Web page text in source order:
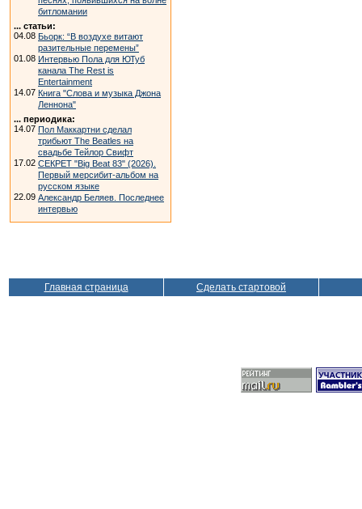
битломании
... статьи:
04.08 Бьорк: “В воздухе витают
разительные перемены”
01.08 Интервью Пола для ЮТуб
канала The Rest is
Entertainment
14.07 Книга "Слова и музыка Джона
Леннона"
... периодика:
14.07 Пол Маккартни сделал
трибьют The Beatles на
свадьбе Тейлор Свифт
17.02 СЕКРЕТ "Big Beat 83" (2026).
Первый мерсибит-альбом на
русском языке
22.09 Александр Беляев. Последнее
интервью
Главная страница Сделать стартовой